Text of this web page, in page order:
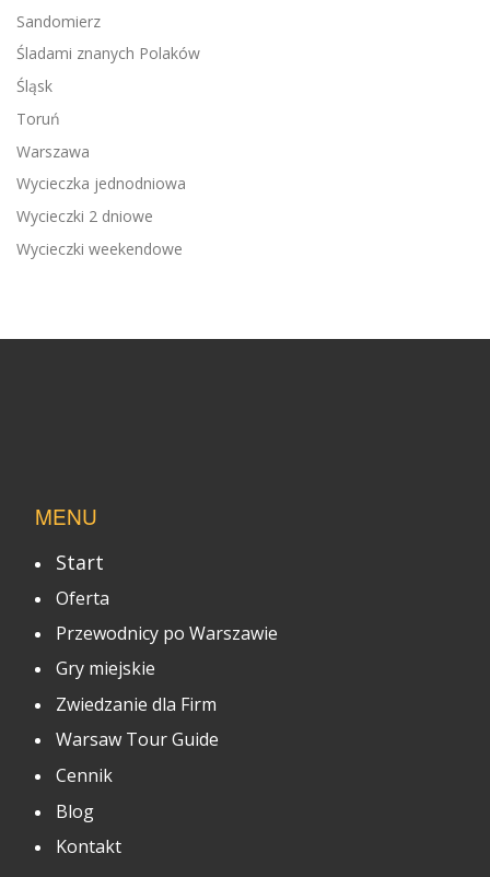
Sandomierz
Śladami znanych Polaków
Śląsk
Toruń
Warszawa
Wycieczka jednodniowa
Wycieczki 2 dniowe
Wycieczki weekendowe
MENU
Start
Oferta
Przewodnicy po Warszawie
Gry miejskie
Zwiedzanie dla Firm
Warsaw Tour Guide
Cennik
Blog
Kontakt